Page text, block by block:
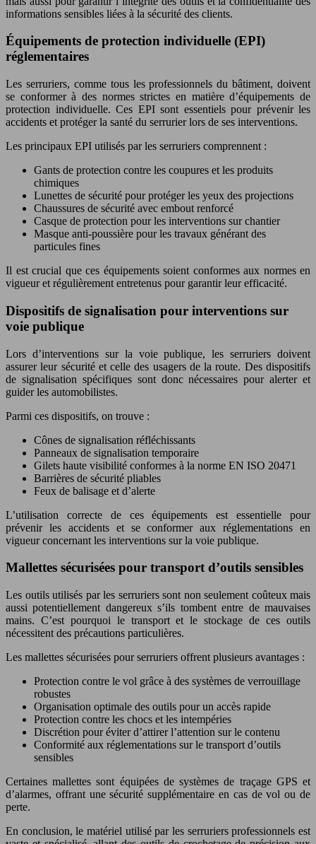
informations sensibles liées à la sécurité des clients.
Équipements de protection individuelle (EPI)
réglementaires
Les serruriers, comme tous les professionnels du bâtiment, doivent
se conformer à des normes strictes en matière d’équipements de
protection individuelle. Ces EPI sont essentiels pour prévenir les
accidents et protéger la santé du serrurier lors de ses interventions.
Les principaux EPI utilisés par les serruriers comprennent :
Gants de protection contre les coupures et les produits
chimiques
Lunettes de sécurité pour protéger les yeux des projections
Chaussures de sécurité avec embout renforcé
Casque de protection pour les interventions sur chantier
Masque anti-poussière pour les travaux générant des
particules fines
Il est crucial que ces équipements soient conformes aux normes en
vigueur et régulièrement entretenus pour garantir leur efficacité.
Dispositifs de signalisation pour interventions sur
voie publique
Lors d’interventions sur la voie publique, les serruriers doivent
assurer leur sécurité et celle des usagers de la route. Des dispositifs
de signalisation spécifiques sont donc nécessaires pour alerter et
guider les automobilistes.
Parmi ces dispositifs, on trouve :
Cônes de signalisation réfléchissants
Panneaux de signalisation temporaire
Gilets haute visibilité conformes à la norme EN ISO 20471
Barrières de sécurité pliables
Feux de balisage et d’alerte
L’utilisation correcte de ces équipements est essentielle pour
prévenir les accidents et se conformer aux réglementations en
vigueur concernant les interventions sur la voie publique.
Mallettes sécurisées pour transport d’outils sensibles
Les outils utilisés par les serruriers sont non seulement coûteux mais
aussi potentiellement dangereux s’ils tombent entre de mauvaises
mains. C’est pourquoi le transport et le stockage de ces outils
nécessitent des précautions particulières.
Les mallettes sécurisées pour serruriers offrent plusieurs avantages :
Protection contre le vol grâce à des systèmes de verrouillage
robustes
Organisation optimale des outils pour un accès rapide
Protection contre les chocs et les intempéries
Discrétion pour éviter d’attirer l’attention sur le contenu
Conformité aux réglementations sur le transport d’outils
sensibles
Certaines mallettes sont équipées de systèmes de traçage GPS et
d’alarmes, offrant une sécurité supplémentaire en cas de vol ou de
perte.
En conclusion, le matériel utilisé par les serruriers professionnels est